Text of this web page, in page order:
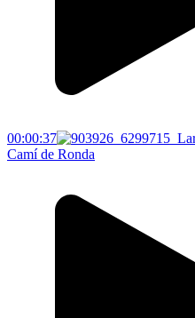
00:00:37
Camí de Ronda